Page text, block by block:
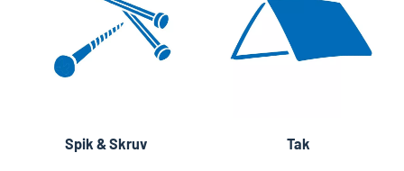
Spik & Skruv Tak